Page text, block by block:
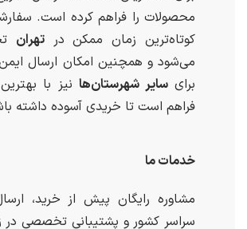
محصولات را فراهم کرده است.
کوتاه‌ترین زمان ممکن درتهران
می‌شود و همچنین امکان ارسال
برایسایر شهرستان‌ها نیز با
فراهم است تا خریدی آسوده داشته
خدمات ما
مشاوره رایگان پیش از خرید،
سراسر کشور و پشتیبانی تخصصی